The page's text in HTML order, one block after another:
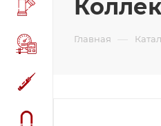
Главная —